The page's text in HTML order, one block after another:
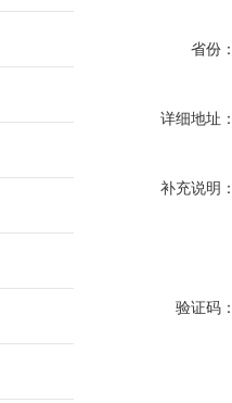
省份：
详细地址：
补充说明：
验证码：